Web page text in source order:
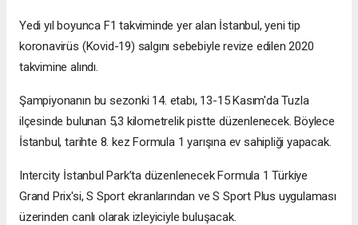
Yedi yıl boyunca F1 takviminde yer alan İstanbul, yeni tip
koronavirüs (Kovid-19) salgını sebebiyle revize edilen 2020
takvimine alındı.
Şampiyonanın bu sezonki 14. etabı, 13-15 Kasım'da Tuzla
ilçesinde bulunan 5,3 kilometrelik pistte düzenlenecek. Böylece
İstanbul, tarihte 8. kez Formula 1 yarışına ev sahipliği yapacak.
Intercity İstanbul Park’ta düzenlenecek Formula 1 Türkiye
Grand Prix'si, S Sport ekranlarından ve S Sport Plus uygulaması
üzerinden canlı olarak izleyiciyle buluşacak.